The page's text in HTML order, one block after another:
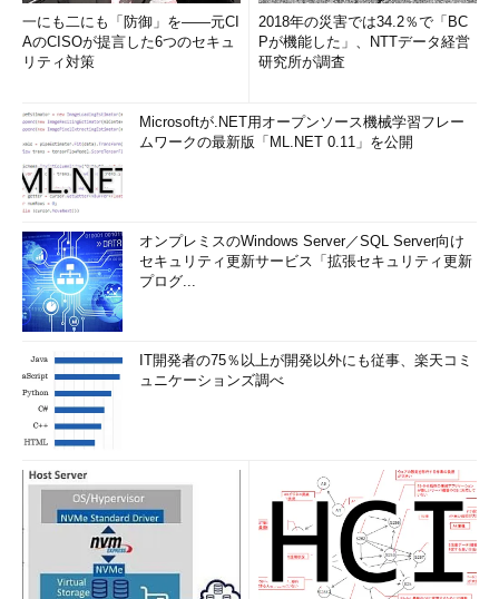
一にも二にも「防御」を――元CI
AのCISOが提言した6つのセキュ
リティ対策
2018年の災害では34.2％で「BC
Pが機能した」、NTTデータ経営
研究所が調査
Microsoftが.NET用オープンソース機械学習フレー
ムワークの最新版「ML.NET 0.11」を公開
オンプレミスのWindows Server／SQL Server向け
セキュリティ更新サービス「拡張セキュリティ更新
プログ...
IT開発者の75％以上が開発以外にも従事、楽天コミ
ュニケーションズ調べ